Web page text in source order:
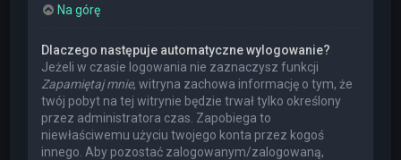
Na górę
Dlaczego następuje automatyczne wylogowanie?
Jeżeli w czasie logowania nie zaznaczysz funkcji
Zapamiętaj mnie, witryna zachowa informację o tym, że
twój pobyt na tej witrynie będzie trwał tylko określony
przez administratora czas. Zapobiega to
niewłaściwemu użyciu twojego konta przez kogoś
innego. Aby pozostać zalogowanym/zalogowaną,